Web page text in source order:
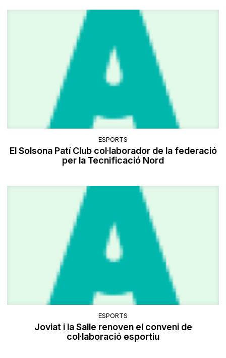
ESPORTS
El Solsona Patí Club col·laborador de la federació
per la Tecnificació Nord
ESPORTS
Joviat i la Salle renoven el conveni de
col·laboració esportiu